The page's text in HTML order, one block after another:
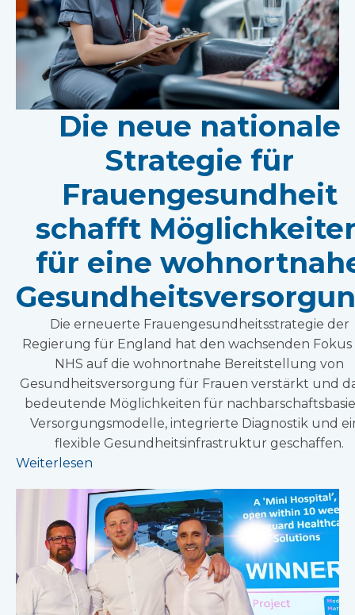
Die neue nationale
Strategie für
Frauengesundheit
schafft
für eine
Die erneuerte Frauengesundheitsstrategie der
Regierung für England hat den wachsenden Fokus
NHS auf die wohnortnahe Bereitstellung von
Gesundheitsversorgung für Frauen verstärkt und
bedeutende Möglichkeiten für
Versorgungsmodelle, integrierte Diagnostik und
flexible Gesundheitsinfrastruktur geschaffen.
Weiterlesen